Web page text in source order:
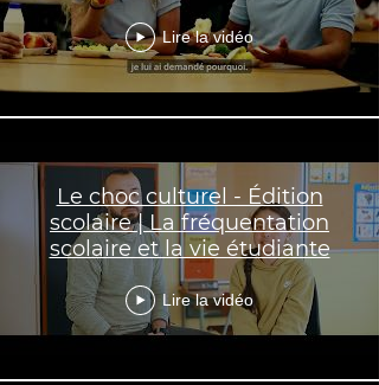
Lire la vidéo
Le choc culturel - Édition
scolaire | La fréquentation
scolaire et la vie étudiante
Lire la vidéo